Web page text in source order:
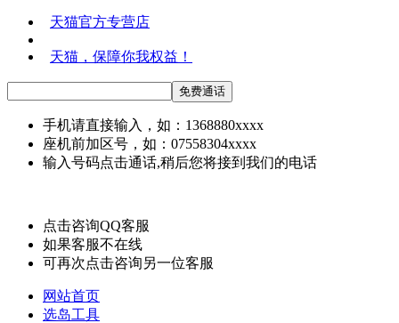
天猫官方专营店
天猫，保障你我权益！
手机请直接输入，如：1368880xxxx
座机前加区号，如：07558304xxxx
输入号码点击通话,稍后您将接到我们的电话
点击咨询QQ客服
如果客服不在线
可再次点击咨询另一位客服
网站首页
选岛工具